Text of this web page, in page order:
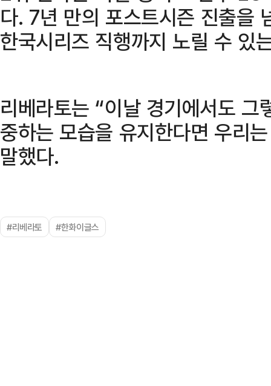
다. 7년 만의 포스트시즌 진출을
한국시리즈 직행까지 노릴 수 있
리베라토는 “이날 경기에서도
중하는 모습을 유지한다면 우리
말했다.
#리베라토 #한화이글스